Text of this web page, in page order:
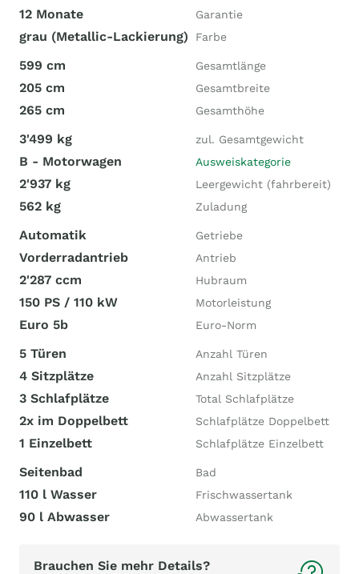
12 Monate Garantie
grau (Metallic-Lackierung) Farbe
599 cm Gesamtlänge
205 cm Gesamtbreite
265 cm Gesamthöhe
3'499 kg zul. Gesamtgewicht
B - Motorwagen Ausweiskategorie
2'937 kg Leergewicht (fahrbereit)
562 kg Zuladung
Automatik Getriebe
Vorderradantrieb Antrieb
2'287 ccm Hubraum
150 PS / 110 kW Motorleistung
Euro 5b Euro-Norm
5 Türen Anzahl Türen
4 Sitzplätze Anzahl Sitzplätze
3 Schlafplätze Total Schlafplätze
2x im Doppelbett Schlafplätze Doppelbett
1 Einzelbett Schlafplätze Einzelbett
Seitenbad Bad
110 l Wasser Frischwassertank
90 l Abwasser Abwassertank
Brauchen Sie mehr Details?